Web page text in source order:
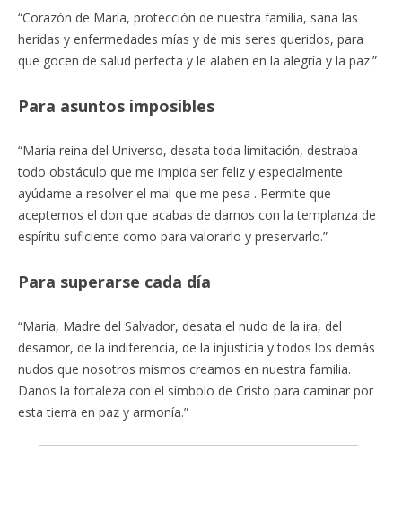
“Corazón de María, protección de nuestra familia, sana las
heridas y enfermedades mías y de mis seres queridos, para
que gocen de salud perfecta y le alaben en la alegría y la paz.”
Para asuntos imposibles
“María reina del Universo, desata toda limitación, destraba
todo obstáculo que me impida ser feliz y especialmente
ayúdame a resolver el mal que me pesa . Permite que
aceptemos el don que acabas de darnos con la templanza de
espíritu suficiente como para valorarlo y preservarlo.”
Para superarse cada día
“María, Madre del Salvador, desata el nudo de la ira, del
desamor, de la indiferencia, de la injusticia y todos los demás
nudos que nosotros mismos creamos en nuestra familia.
Danos la fortaleza con el símbolo de Cristo para caminar por
esta tierra en paz y armonía.”